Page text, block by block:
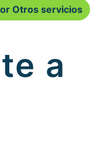
Otros servicios
a